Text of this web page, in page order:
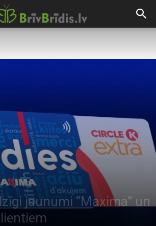
jaunumi “Maxima” un